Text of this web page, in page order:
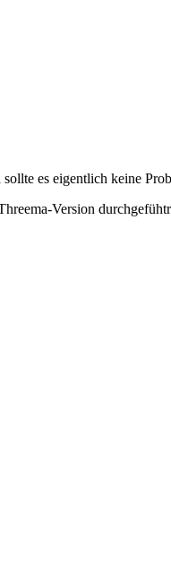
es eigentlich keine
Version